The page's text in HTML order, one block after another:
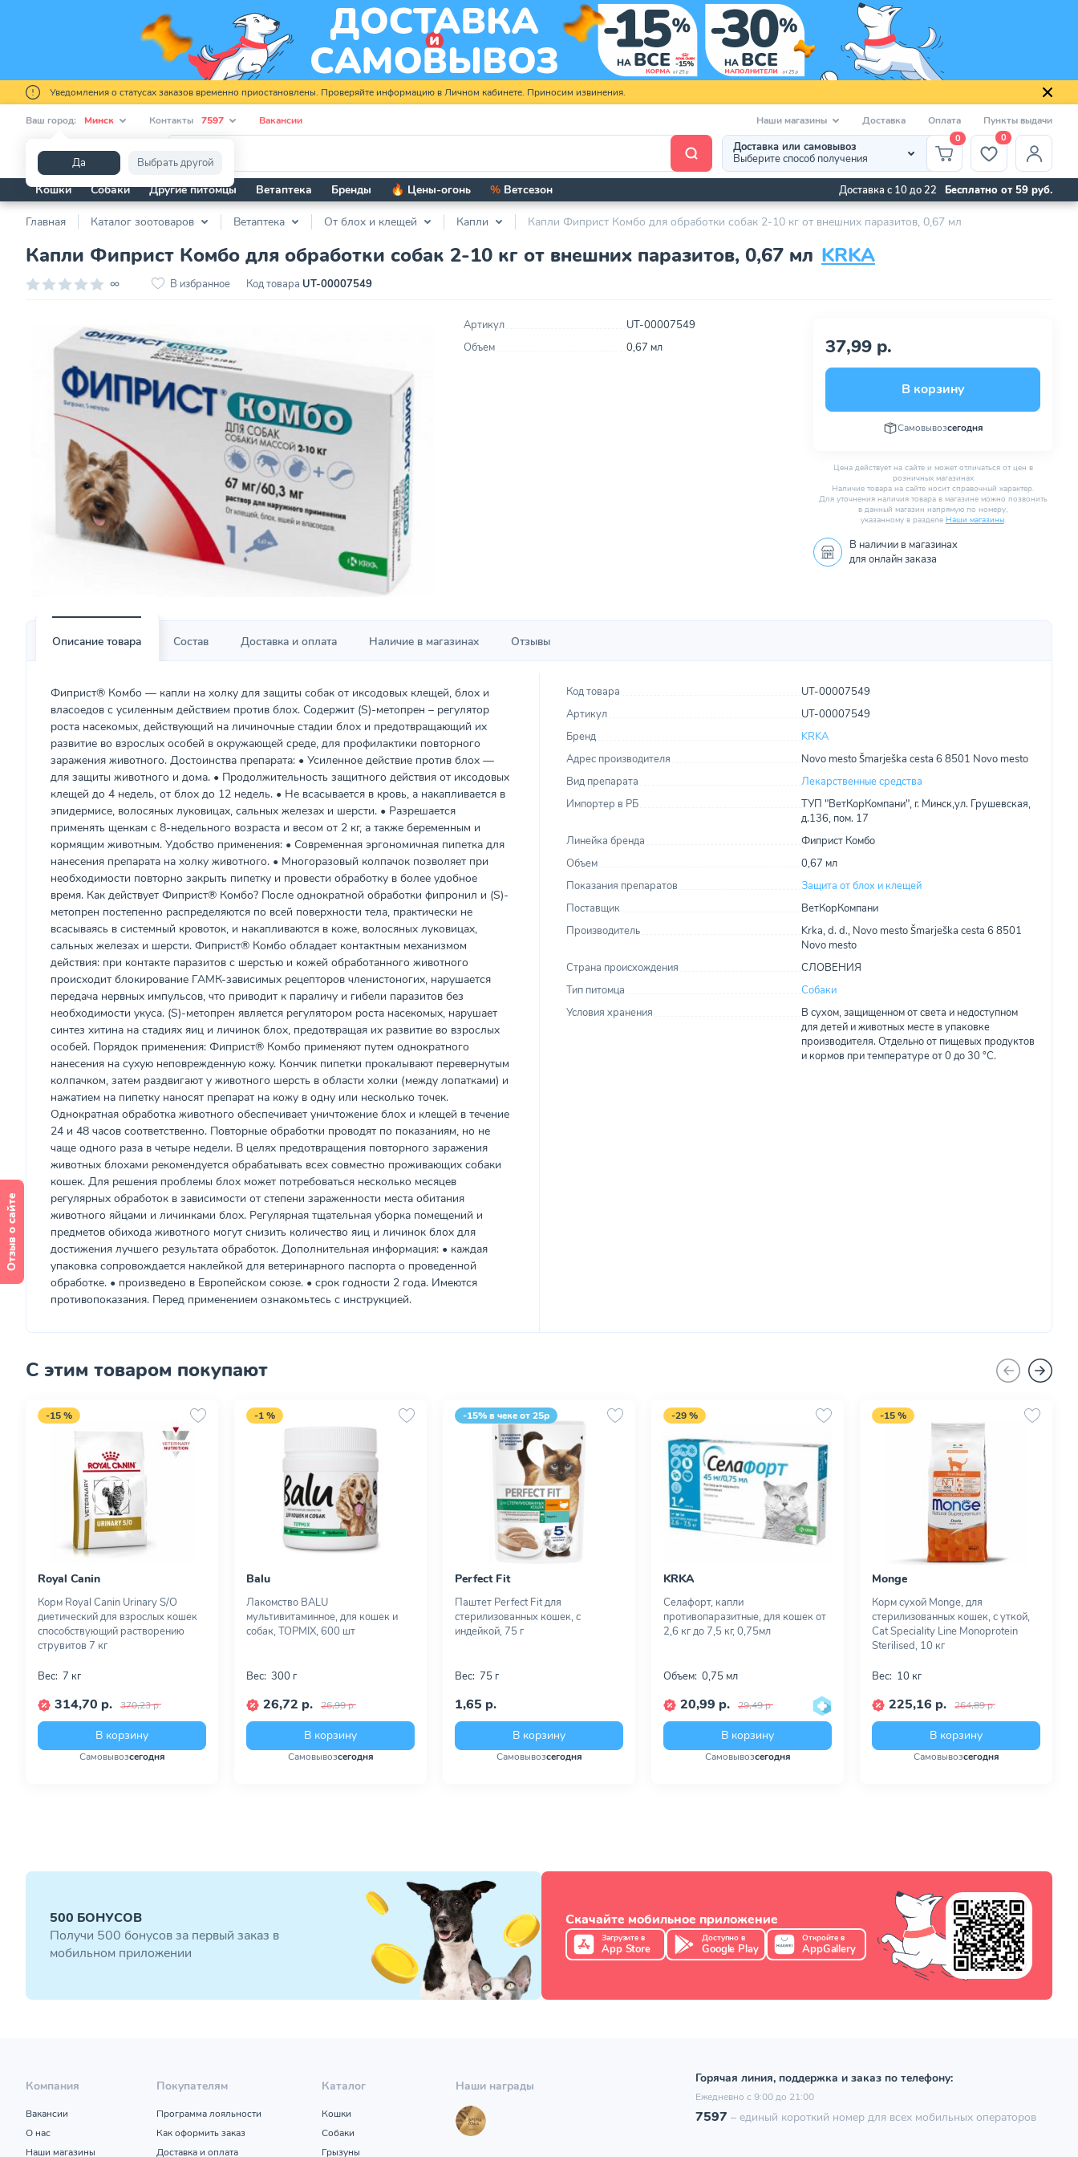
Уведомления о статусах заказов временно приостановлены. Проверяйте информацию в Личном кабинете. Приносим извинения.
Ваш город: Минск
Да Выбрать другой
Контакты 7597 Вакансии Наши магазины Доставка Оплата Пункты выдачи
Доставка или самовывоз
Выберите способ получения
0 0
Кошки Собаки Другие питомцы Ветаптека Бренды 🔥 Цены-огонь % Ветсезон Доставка с 10 до 22 Бесплатно от 59 руб.
Главная Каталог зоотоваров Ветаптека От блох и клещей Капли Капли Фиприст Комбо для обработки собак 2-10 кг от внешних паразитов, 0,67 мл
Капли Фиприст Комбо для обработки собак 2-10 кг от внешних паразитов, 0,67 мл KRKA
∞ В избранное Код товара UT-00007549
Артикул
UT-00007549
Объем
0,67 мл 37,99 р.
В корзину
Самовывозсегодня
Цена действует на сайте и может отличаться от цен в
розничных магазинах
Наличие товара на сайте носит справочный характер.
Для уточнения наличия товара в магазине можно позвонить
в данный магазин напрямую по номеру,
указанному в разделе Наши магазины.
В наличии в магазинах
для онлайн заказа
Описание товара Состав Доставка и оплата Наличие в магазинах Отзывы
Фиприст® Комбо — капли на холку для защиты собак от иксодовых клещей, блох и
власоедов с усиленным действием против блох. Содержит (S)-метопрен – регулятор
роста насекомых, действующий на личиночные стадии блох и предотвращающий их
развитие во взрослых особей в окружающей среде, для профилактики повторного
заражения животного. Достоинства препарата: • Усиленное действие против блох —
для защиты животного и дома. • Продолжительность защитного действия от иксодовых
клещей до 4 недель, от блох до 12 недель. • Не всасывается в кровь, а накапливается в
эпидермисе, волосяных луковицах, сальных железах и шерсти. • Разрешается
применять щенкам с 8-недельного возраста и весом от 2 кг, а также беременным и
кормящим животным. Удобство применения: • Современная эргономичная пипетка для
нанесения препарата на холку животного. • Многоразовый колпачок позволяет при
необходимости повторно закрыть пипетку и провести обработку в более удобное
время. Как действует Фиприст® Комбо? После однократной обработки фипронил и (S)-
метопрен постепенно распределяются по всей поверхности тела, практически не
всасываясь в системный кровоток, и накапливаются в коже, волосяных луковицах,
сальных железах и шерсти. Фиприст® Комбо обладает контактным механизмом
действия: при контакте паразитов с шерстью и кожей обработанного животного
происходит блокирование ГАМК-зависимых рецепторов членистоногих, нарушается
передача нервных импульсов, что приводит к параличу и гибели паразитов без
необходимости укуса. (S)-метопрен является регулятором роста насекомых, нарушает
синтез хитина на стадиях яиц и личинок блох, предотвращая их развитие во взрослых
особей. Порядок применения: Фиприст® Комбо применяют путем однократного
нанесения на сухую неповрежденную кожу. Кончик пипетки прокалывают перевернутым
колпачком, затем раздвигают у животного шерсть в области холки (между лопатками) и
нажатием на пипетку наносят препарат на кожу в одну или несколько точек.
Однократная обработка животного обеспечивает уничтожение блох и клещей в течение
24 и 48 часов соответственно. Повторные обработки проводят по показаниям, но не
чаще одного раза в четыре недели. В целях предотвращения повторного заражения
животных блохами рекомендуется обрабатывать всех совместно проживающих собаки
кошек. Для решения проблемы блох может потребоваться несколько месяцев
регулярных обработок в зависимости от степени зараженности места обитания
животного яйцами и личинками блох. Регулярная тщательная уборка помещений и
предметов обихода животного могут снизить количество яиц и личинок блох для
достижения лучшего результата обработок. Дополнительная информация: • каждая
упаковка сопровождается наклейкой для ветеринарного паспорта о проведенной
обработке. • произведено в Европейском союзе. • срок годности 2 года. Имеются
противопоказания. Перед применением ознакомьтесь с инструкцией.
Код товара
UT-00007549
Артикул
UT-00007549
Бренд
KRKA
Адрес производителя
Novo mesto Šmarješka cesta 6 8501 Novo mesto
Вид препарата
Лекарственные средства
Импортер в РБ
ТУП "ВетКорКомпани", г. Минск,ул. Грушевская,
д.136, пом. 17
Линейка бренда
Фиприст Комбо
Объем
0,67 мл
Показания препаратов
Защита от блох и клещей
Поставщик
ВетКорКомпани
Производитель
Krka, d. d., Novo mesto Šmarješka cesta 6 8501
Novo mesto
Страна происхождения
СЛОВЕНИЯ
Тип питомца
Собаки
Условия хранения
В сухом, защищенном от света и недоступном
для детей и животных месте в упаковке
производителя. Отдельно от пищевых продуктов
и кормов при температуре от 0 до 30 °С.
С этим товаром покупают
-15 %
Royal Canin
Корм Royal Canin Urinary S/O
диетический для взрослых кошек
способствующий растворению
струвитов 7 кг
Вес: 7 кг
314,70 р. 370,23 р.
В корзину
Самовывозсегодня
-1 %
Balu
Лакомство BALU
мультивитаминное, для кошек и
собак, TOPMIX, 600 шт
Вес: 300 г
26,72 р. 26,99 р.
В корзину
Самовывозсегодня
-15% в чеке от 25р
Perfect Fit
Паштет Perfect Fit для
стерилизованных кошек, с
индейкой, 75 г
Вес: 75 г
1,65 р.
В корзину
Самовывозсегодня
-29 %
KRKA
Селафорт, капли
противопаразитные, для кошек от
2,6 кг до 7,5 кг, 0,75мл
Объем: 0,75 мл
20,99 р. 29,49 р.
В корзину
Самовывозсегодня
-15 %
Monge
Корм сухой Monge, для
стерилизованных кошек, с уткой,
Cat Speciality Line Monoprotein
Sterilised, 10 кг
Вес: 10 кг
225,16 р. 264,89 р.
В корзину
Самовывозсегодня
500 БОНУСОВ
Получи 500 бонусов за первый заказ в
мобильном приложении
Скачайте мобильное приложение
Загрузите в
App Store
Доступно в
Google Play
Откройте в
AppGallery
Горячая линия, поддержка и заказ по телефону:
Ежедневно с 9:00 до 21:00
7597 – единый короткий номер для всех мобильных операторов
Компания
Вакансии
О нас
Наши магазины
Покупателям
Программа лояльности
Как оформить заказ
Доставка и оплата
Каталог
Кошки
Собаки
Грызуны
Наши награды
Отзыв о сайте